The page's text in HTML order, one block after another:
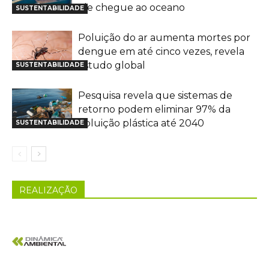
SUSTENTABILIDADEele chegue ao oceano
SUSTENTABILIDADE
Poluição do ar aumenta mortes por
dengue em até cinco vezes, revela
estudo global
SUSTENTABILIDADE
Pesquisa revela que sistemas de
retorno podem eliminar 97% da
poluição plástica até 2040
REALIZAÇÃO